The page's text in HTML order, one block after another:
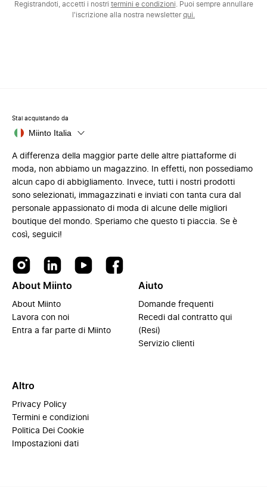
Registrandoti, accetti i nostri termini e condizioni . Puoi sempre annullare
l'iscrizione alla nostra newsletterqui.
Stai acquistando da
Miinto Italia
A differenza della maggior parte delle altre piattaforme di
moda, non abbiamo un magazzino. In effetti, non possediamo
alcun capo di abbigliamento. Invece, tutti i nostri prodotti
sono selezionati, immagazzinati e inviati con tanta cura dal
personale appassionato di moda di alcune delle migliori
boutique del mondo. Speriamo che questo ti piaccia. Se è
così, seguici!
About Miinto
About Miinto
Lavora con noi
Entra a far parte di Miinto
Aiuto
Domande frequenti
Recedi dal contratto qui
(Resi)
Servizio clienti
Altro
Privacy Policy
Termini e condizioni
Politica Dei Cookie
Impostazioni dati